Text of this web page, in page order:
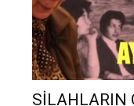
SİLAHLARIN